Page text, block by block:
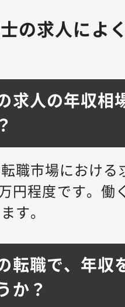
の求人によ
求人の年収相
職市場におけ
円程度です。働
す。
転職で、年収
か？